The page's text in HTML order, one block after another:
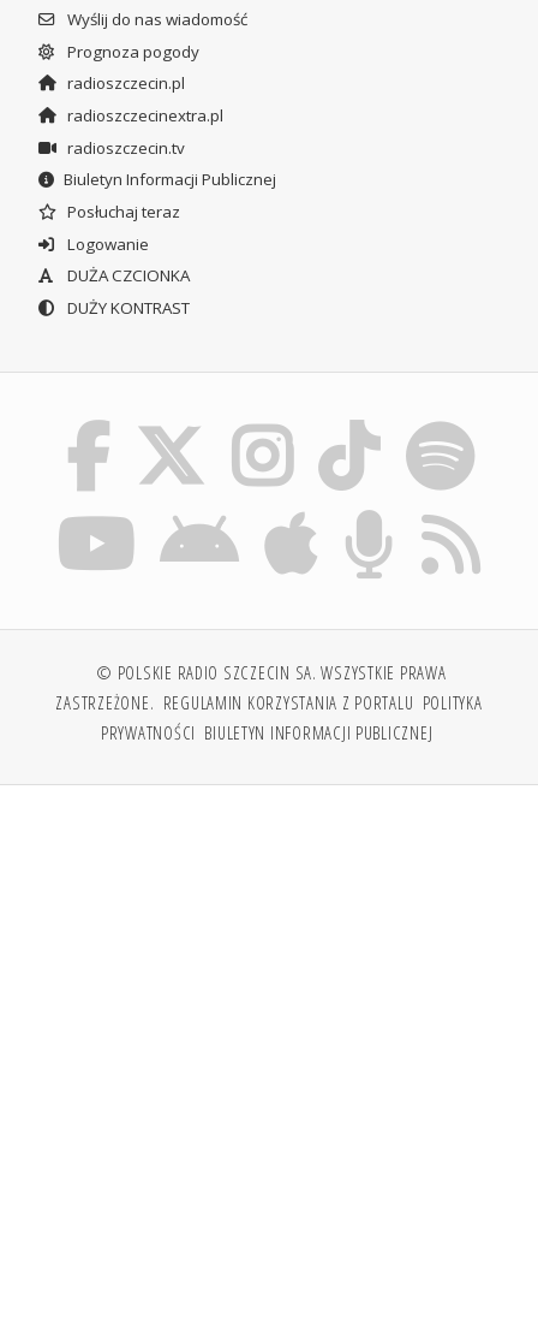
Wyślij do nas wiadomość
Prognoza pogody
radioszczecin.pl
radioszczecinextra.pl
radioszczecin.tv
Biuletyn Informacji Publicznej
Posłuchaj teraz
Logowanie
DUŻA CZCIONKA
DUŻY KONTRAST
© POLSKIE RADIO SZCZECIN SA. WSZYSTKIE PRAWA
ZASTRZEŻONE. REGULAMIN KORZYSTANIA Z PORTALU POLITYKA
PRYWATNOŚCI BIULETYN INFORMACJI PUBLICZNEJ